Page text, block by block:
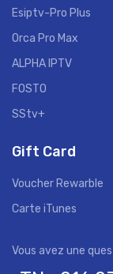
Esiptv-Pro Plus
Orca Pro Max
ALPHA IPTV
FOSTO
SStv+
Gift Card
Voucher Rewarble
Carte iTunes